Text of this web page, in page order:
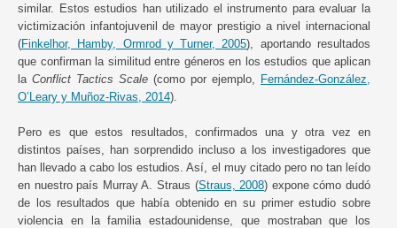
similar. Estos estudios han utilizado el instrumento para evaluar la
victimización infantojuvenil de mayor prestigio a nivel internacional
(Finkelhor, Hamby, Ormrod y Turner, 2005), aportando resultados
que confirman la similitud entre géneros en los estudios que aplican
la Conflict Tactics Scale (como por ejemplo, Fernández-González,
O’Leary y Muñoz-Rivas, 2014).
Pero es que estos resultados, confirmados una y otra vez en
distintos países, han sorprendido incluso a los investigadores que
han llevado a cabo los estudios. Así, el muy citado pero no tan leído
en nuestro país Murray A. Straus (Straus, 2008) expone cómo dudó
de los resultados que había obtenido en su primer estudio sobre
violencia en la familia estadounidense, que mostraban que los